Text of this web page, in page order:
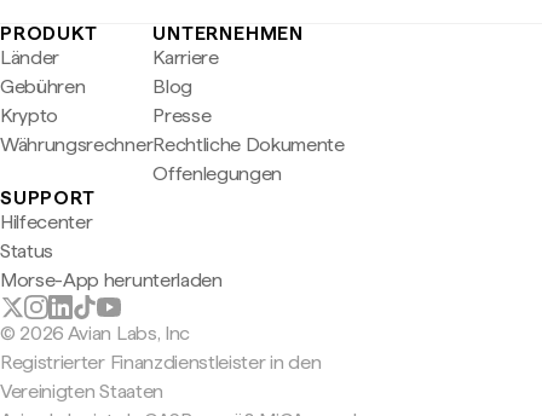
PRODUKT
Länder
Gebühren
Krypto
Währungsrechner
UNTERNEHMEN
Karriere
Blog
Presse
Rechtliche Dokumente
Offenlegungen
SUPPORT
Hilfecenter
Status
Morse-App herunterladen
© 2026 Avian Labs, Inc
Registrierter Finanzdienstleister in den
Vereinigten Staaten